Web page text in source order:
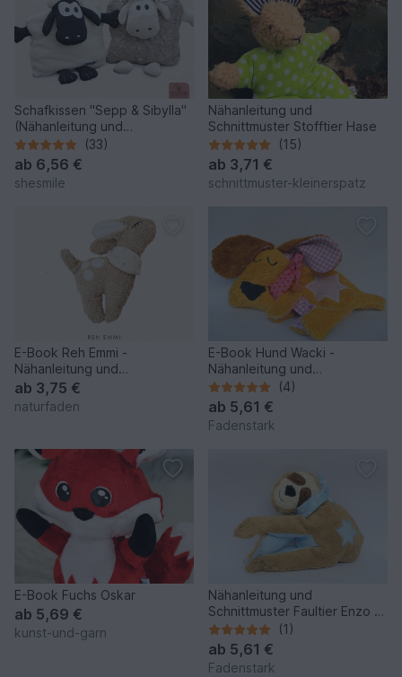
Schafkissen "Sepp & Sibylla"
(Nähanleitung und
Schnittmuster)
(33)
ab 6,56 €
shesmile
Nähanleitung und
Schnittmuster Stofftier Hase
(15)
ab 3,71 €
schnittmuster-kleinerspatz
E-Book Reh Emmi -
Nähanleitung und
Schnittmuster
ab 3,75 €
naturfaden
E-Book Hund Wacki -
Nähanleitung und
Schnittmuster
(4)
ab 5,61 €
Fadenstark
E-Book Fuchs Oskar
ab 5,69 €
kunst-und-garn
Nähanleitung und
Schnittmuster Faultier Enzo 2
Größen
(1)
ab 5,61 €
Fadenstark